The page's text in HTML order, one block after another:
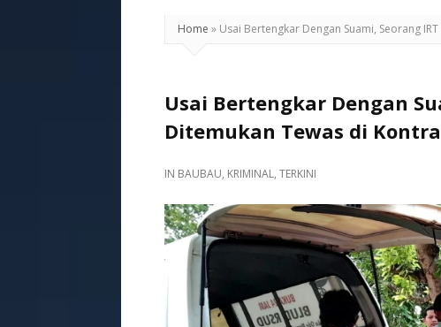
Home » Usai Bertengkar Dengan Suami, Seorang
Usai Bertengkar Dengan
Ditemukan Tewas di
IN BAUBAU, KRIMINAL, TERKINI